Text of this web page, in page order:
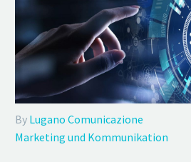
By Lugano Comunicazione
Marketing und Kommunikation